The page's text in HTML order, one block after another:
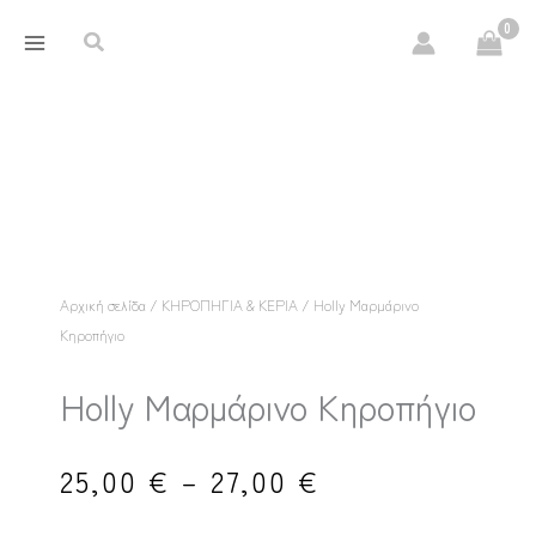
περιεχόμενο
στο
Αναζήτηση
Αρχική σελίδα / ΚΗΡΟΠΗΓΙΑ & ΚΕΡΙΑ / Holly Μαρμάρινο
Κηροπήγιο
Holly Μαρμάρινο Κηροπήγιο
25,00 € – 27,00 €